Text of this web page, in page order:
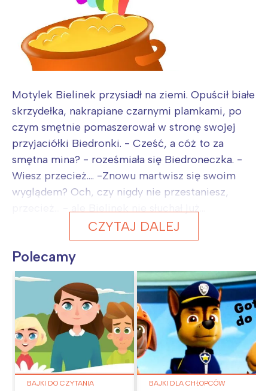
Motylek Bielinek przysiadł na ziemi. Opuścił białe
skrzydełka, nakrapiane czarnymi plamkami, po
czym smętnie pomaszerował w stronę swojej
przyjaciółki Biedronki. - Cześć, a cóż to za
smętna mina? - roześmiała się Biedroneczka. -
Wiesz przecież.... -Znowu martwisz się swoim
wyglądem? Och, czy nigdy nie przestaniesz,
CZYTAJ DALEJ
Polecamy
BAJKI DO CZYTANIA BAJKI DLA CHŁOPCÓW